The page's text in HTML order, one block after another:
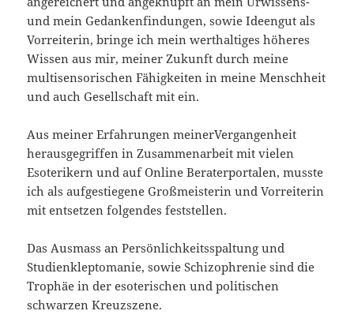
und mein Gedankenfindungen, sowie Ideengut als
Vorreiterin, bringe ich mein werthaltiges höheres
Wissen aus mir, meiner Zukunft durch meine
multisensorischen Fähigkeiten in meine Menschheit
und auch Gesellschaft mit ein.
Aus meiner Erfahrungen meinerVergangenheit
herausgegriffen in Zusammenarbeit mit vielen
Esoterikern und auf Online Beraterportalen, musste
ich als aufgestiegene Großmeisterin und Vorreiterin
mit entsetzen folgendes feststellen.
Das Ausmass an Persönlichkeitsspaltung und
Studienkleptomanie, sowie Schizophrenie sind die
Trophäe in der esoterischen und politischen
schwarzen Kreuzszene.